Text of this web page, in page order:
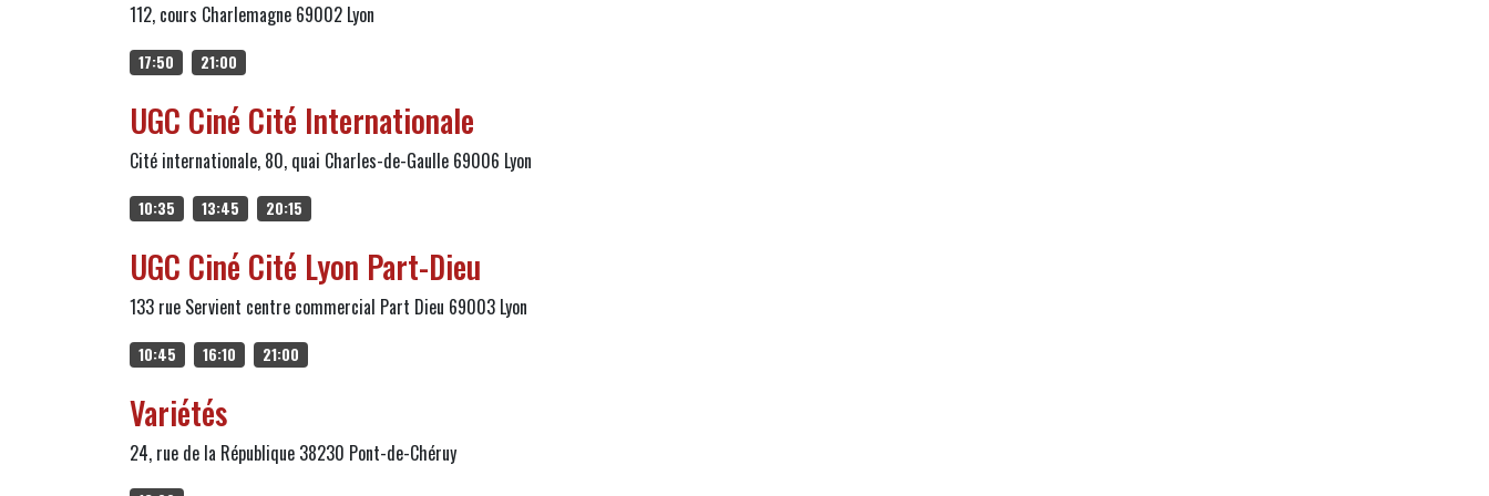
112, cours Charlemagne 69002 Lyon
17:50 21:00
UGC Ciné Cité Internationale
Cité internationale, 80, quai Charles-de-Gaulle 69006 Lyon
10:35 13:45 20:15
UGC Ciné Cité Lyon Part-Dieu
133 rue Servient centre commercial Part Dieu 69003 Lyon
10:45 16:10 21:00
Variétés
24, rue de la République 38230 Pont-de-Chéruy